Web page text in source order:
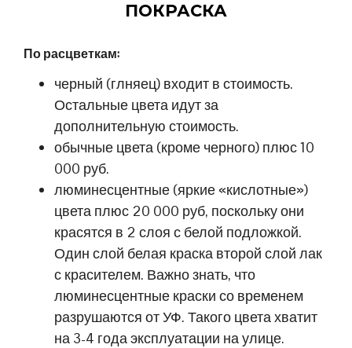
ПОКРАСКА
По расцветкам:
черный (глняец) входит в стоимость.
Остальные цвета идут за
дополнительную стоимость.
обычные цвета (кроме черного) плюс 10
000 руб.
люминесцентные (яркие «кислотные»)
цвета плюс 20 000 руб, поскольку они
красятся в 2 слоя с белой подложкой.
Один слой белая краска второй слой лак
с красителем. Важно знать, что
люминесцентные краски со временем
разрушаются от УФ. Такого цвета хватит
на 3-4 года эксплуатации на улице.